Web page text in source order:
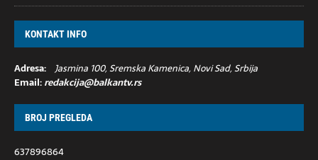
KONTAKT INFO
Adresa: Jasmina 100, Sremska Kamenica, Novi Sad, Srbija
Email:redakcija@balkantv.rs
BROJ PREGLEDA
637896864